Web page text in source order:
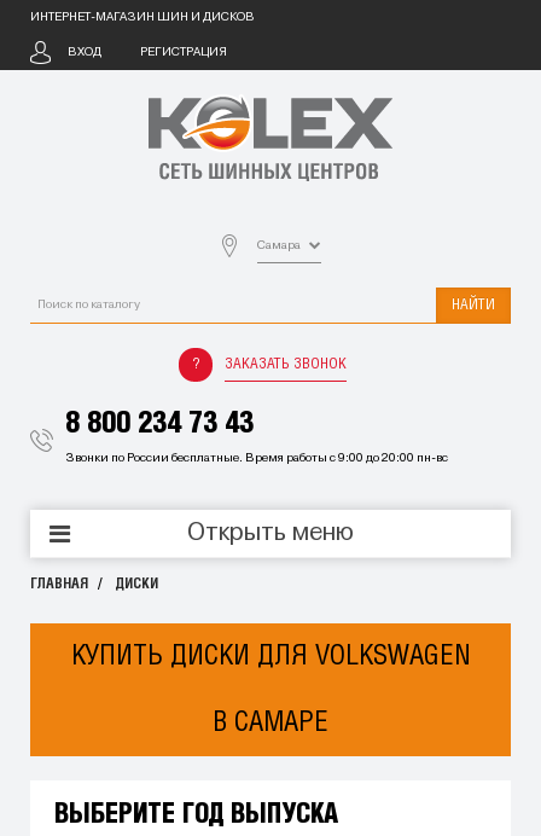
ИНТЕРНЕТ-МАГАЗИН ШИН И ДИСКОВ
ВХОД РЕГИСТРАЦИЯ
Самара
НАЙТИ
ЗАКАЗАТЬ ЗВОНОК
8 800 234 73 43
Звонки по России бесплатные. Время работы с 9:00 до 20:00 пн-вс
Открыть меню
ГЛАВНАЯ ДИСКИ
КУПИТЬ ДИСКИ ДЛЯ VOLKSWAGEN
В САМАРЕ
ВЫБЕРИТЕ ГОД ВЫПУСКА